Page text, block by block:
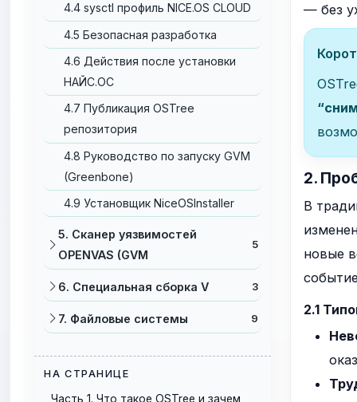
4.4 sysctl профиль NICE.OS CLOUD
4.5 Безопасная разработка
4.6 Действия после установки
НАЙС.ОС
4.7 Публикация OSTree
репозитория
4.8 Руководство по запуску GVM
(Greenbone)
4.9 Установщик NiceOSInstaller
5. Сканер уязвимостей
OPENVAS (GVM
5
6. Специальная сборка V 3
7. Файловые системы 9
НА СТРАНИЦЕ
Часть 1. Что такое OSTree и зачем
— без
2.
В
новые
2.1